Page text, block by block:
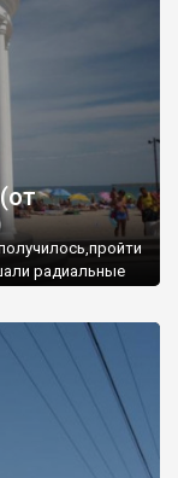
радиальные